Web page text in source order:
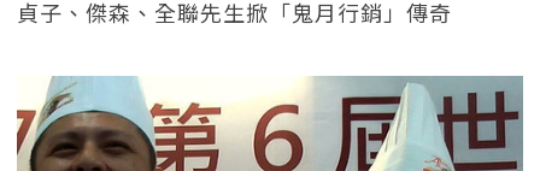
貞子、傑森、全聯先生掀「鬼月行銷」傳奇